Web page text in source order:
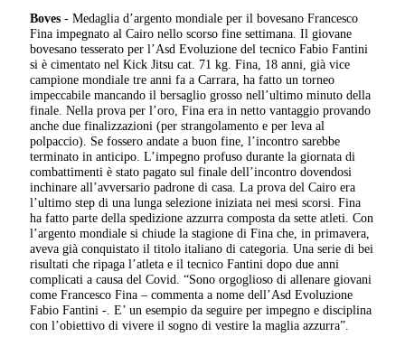
Boves - Medaglia d’argento mondiale per il bovesano Francesco
Fina impegnato al Cairo nello scorso fine settimana. Il giovane
bovesano tesserato per l’Asd Evoluzione del tecnico Fabio Fantini
si è cimentato nel Kick Jitsu cat. 71 kg. Fina, 18 anni, già vice
campione mondiale tre anni fa a Carrara, ha fatto un torneo
impeccabile mancando il bersaglio grosso nell’ultimo minuto della
finale. Nella prova per l’oro, Fina era in netto vantaggio provando
anche due finalizzazioni (per strangolamento e per leva al
polpaccio). Se fossero andate a buon fine, l’incontro sarebbe
terminato in anticipo. L’impegno profuso durante la giornata di
combattimenti è stato pagato sul finale dell’incontro dovendosi
inchinare all’avversario padrone di casa. La prova del Cairo era
l’ultimo step di una lunga selezione iniziata nei mesi scorsi. Fina
ha fatto parte della spedizione azzurra composta da sette atleti. Con
l’argento mondiale si chiude la stagione di Fina che, in primavera,
aveva già conquistato il titolo italiano di categoria. Una serie di bei
risultati che ripaga l’atleta e il tecnico Fantini dopo due anni
complicati a causa del Covid. “Sono orgoglioso di allenare giovani
come Francesco Fina – commenta a nome dell’Asd Evoluzione
Fabio Fantini -. E’ un esempio da seguire per impegno e disciplina
con l’obiettivo di vivere il sogno di vestire la maglia azzurra”.